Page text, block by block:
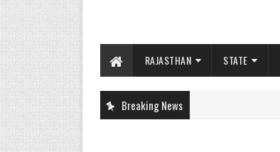
RAJASTHAN STATE
Breaking News